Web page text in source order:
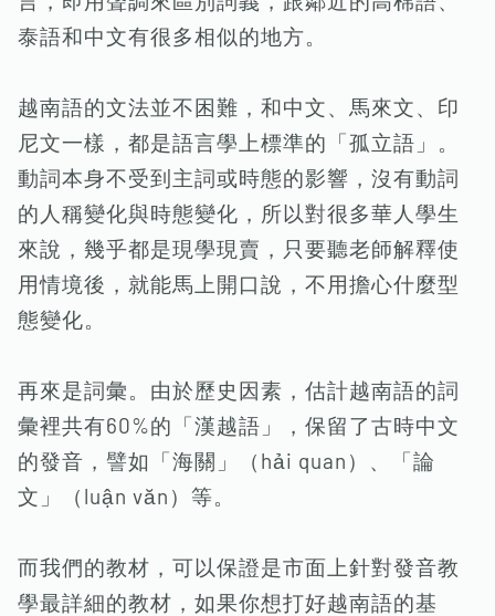
泰語和中文有很多相似的地方。
越南語的文法並不困難，和中文、馬來文、印
尼文一樣，都是語言學上標準的「孤立語」。
動詞本身不受到主詞或時態的影響，沒有動詞
的人稱變化與時態變化，所以對很多華人學生
來說，幾乎都是現學現賣，只要聽老師解釋使
用情境後，就能馬上開口說，不用擔心什麼型
態變化。
再來是詞彙。由於歷史因素，估計越南語的詞
彙裡共有60%的「漢越語」，保留了古時中文
的發音，譬如「海關」（hải quan）、「論
文」（luận văn）等。
而我們的教材，可以保證是市面上針對發音教
學最詳細的教材，如果你想打好越南語的基